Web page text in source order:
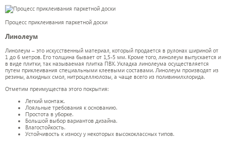
Процесс приклеивания паркетной доски
Линолеум
Линолеум – это искусственный материал, который продается в рулонах шириной от
1 до 6 метров. Его толщина бывает от 1,5-5 мм. Кроме того, линолеум выпускается и
в виде плитки, так называемая плитка ПВХ. Укладка линолеума осуществляется
путем приклеивания специальными клеевыми составами. Линолеум производят из
резины, алкидных смол, нитроцеллюлозы, а чаще всего из поливинилхлорида.
Отметим преимущества этого покрытия:
Легкий монтаж.
Лояльные требования к основанию.
Простота в уборке.
Большой выбор вариантов дизайна.
Влагостойкость.
Устойчивость к износу у некоторых высококлассных типов.